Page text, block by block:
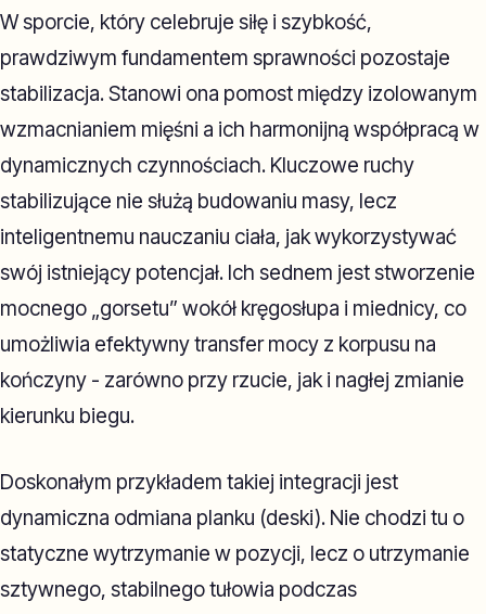
W sporcie, który celebruje siłę i szybkość,
prawdziwym fundamentem sprawności pozostaje
stabilizacja. Stanowi ona pomost między izolowanym
wzmacnianiem mięśni a ich harmonijną współpracą w
dynamicznych czynnościach. Kluczowe ruchy
stabilizujące nie służą budowaniu masy, lecz
inteligentnemu nauczaniu ciała, jak wykorzystywać
swój istniejący potencjał. Ich sednem jest stworzenie
mocnego „gorsetu” wokół kręgosłupa i miednicy, co
umożliwia efektywny transfer mocy z korpusu na
kończyny - zarówno przy rzucie, jak i nagłej zmianie
kierunku biegu.
Doskonałym przykładem takiej integracji jest
dynamiczna odmiana planku (deski). Nie chodzi tu o
statyczne wytrzymanie w pozycji, lecz o utrzymanie
sztywnego, stabilnego tułowia podczas